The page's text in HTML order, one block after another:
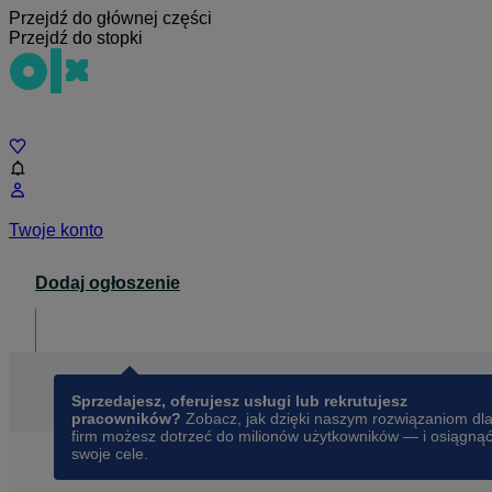
Przejdź do głównej części
Przejdź do stopki
Twoje konto
Dodaj ogłoszenie
Sprzedajesz, oferujesz usługi lub rekrutujesz
pracowników? Zobacz, jak dzięki naszym rozwiązaniom dla
firm możesz dotrzeć do milionów użytkowników — i osiągnąć
swoje cele.